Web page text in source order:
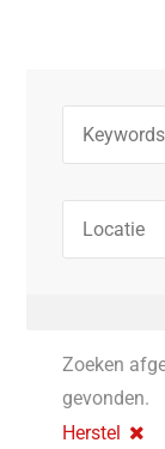
Zoeken
gevonden.
Herstel